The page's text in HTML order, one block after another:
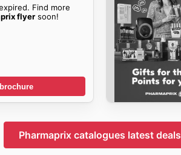
Find more
flyersoon!
Pharmaprix catalogues latest deals